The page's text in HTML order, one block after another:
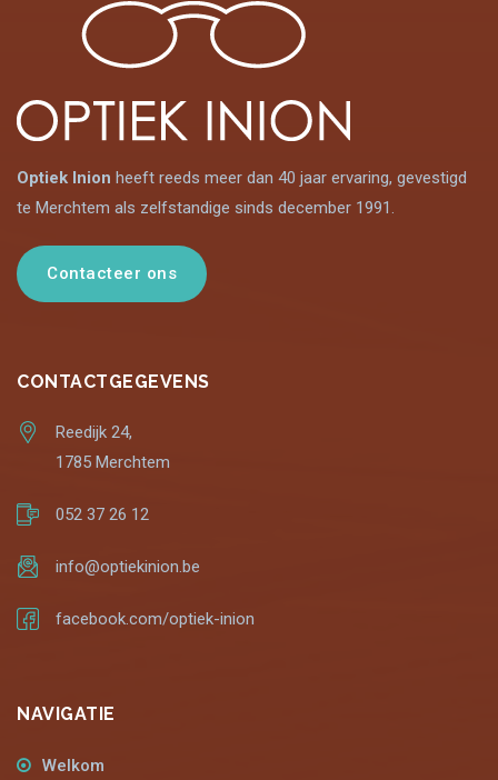
Optiek Inion heeft reeds meer dan 40 jaar ervaring, gevestigd
te Merchtem als zelfstandige sinds december 1991.
Contacteer ons
CONTACTGEGEVENS
Reedijk 24,
1785 Merchtem
052 37 26 12
info@optiekinion.be
facebook.com/optiek-inion
NAVIGATIE
Welkom